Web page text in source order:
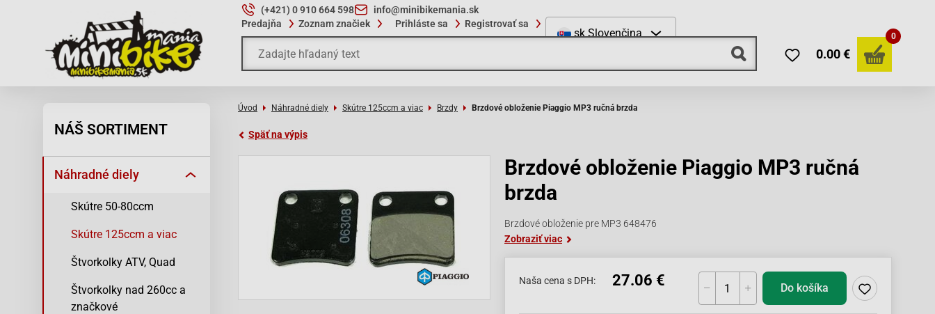
(+421) 0 910 664 598
info@minibikemania.sk
Predajňa
Zoznam značiek Prihláste sa Registrovať sa
sk Slovenčina
0.00 €
0
NÁŠ SORTIMENT
Náhradné diely
Skútre 50-80ccm
Skútre 125ccm a viac
Štvorkolky ATV, Quad
Štvorkolky nad 260cc a
značkové
Úvod Náhradné diely Skútre 125ccm a viac Brzdy Brzdové obloženie Piaggio MP3 ručná brzda
Späť na výpis
Brzdové obloženie Piaggio MP3 ručná
brzda
Brzdové obloženie pre MP3 648476
Zobraziť viac
Naša cena s DPH: 27.06 € Do košíka